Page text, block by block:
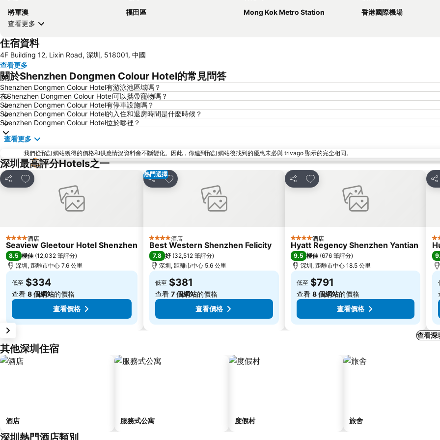
將軍澳
福田區 Mong Kok Metro Station
香港國際機場
查看更多
住宿資料
4F Building 12, Lixin Road, 深圳, 518001, 中國
查看更多
關於Shenzhen Dongmen Colour Hotel的常見問答
Shenzhen Dongmen Colour Hotel有游泳池區域嗎？
在Shenzhen Dongmen Colour Hotel可以攜帶寵物嗎？
Shenzhen Dongmen Colour Hotel有停車設施嗎？
Shenzhen Dongmen Colour Hotel的入住和退房時間是什麼時候？
Shenzhen Dongmen Colour Hotel位於哪裡？
查看更多
我們從預訂網站獲得的價格和供應情況資料會不斷變化。因此，你連到預訂網站後找到的優惠未必與 trivago 顯示的完全相同。
深圳最高評分Hotels之一
分享
放到收藏夾
4 星級 酒店
Seaview Gleetour Hotel Shenzhen
8.5 極佳 (12,032 筆評分)
深圳, 距離市中心 7.6 公里
低至 $334
查看 8 個網站的價格
查看價格
熱門選擇
分享
放到收藏夾
4 星級 酒店
Best Western Shenzhen Felicity
7.8 好 (32,512 筆評分)
深圳, 距離市中心 5.6 公里
低至 $381
查看 7 個網站的價格
查看價格
分享
放到收藏夾
4 星級 酒店
Hyatt Regency Shenzhen Yantian
9.5 極佳 (676 筆評分)
深圳, 距離市中心 18.5 公里
低至 $791
查看 8 個網站的價格
查看價格
分享
4
查看深
其他深圳住宿
酒店 服務式公寓 度假村 旅舍
深圳熱門酒店類別